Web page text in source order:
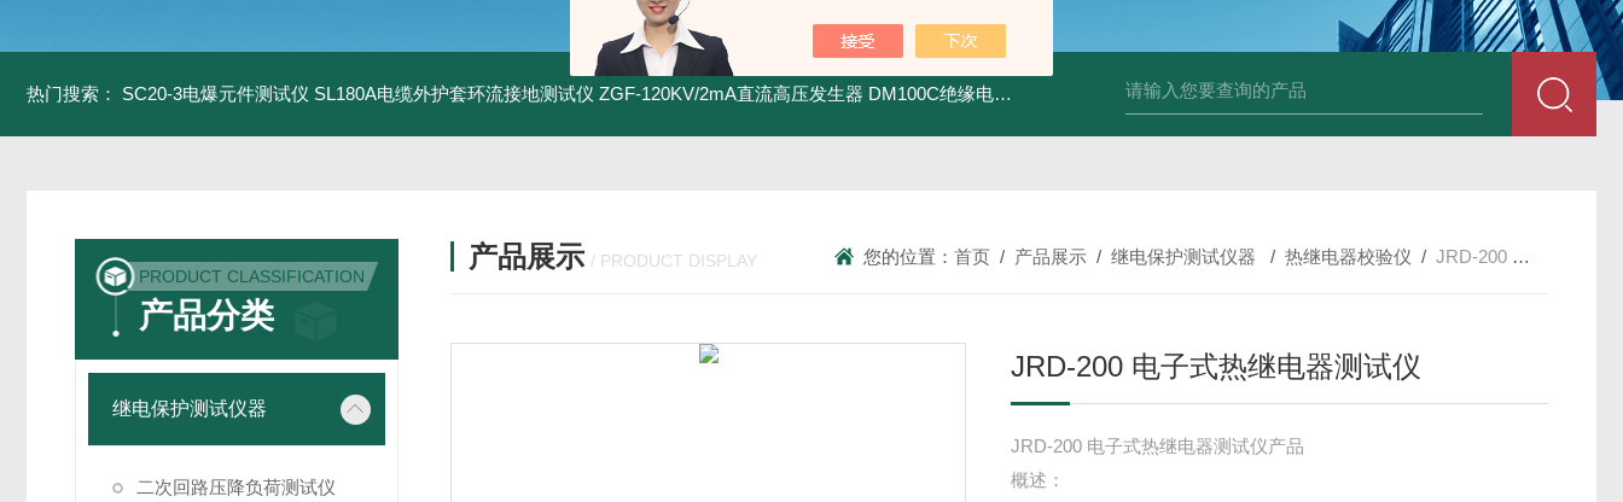
热门搜索： SC20-3电爆元件测试仪 SL180A电缆外护套环流接地测试仪 ZGF-120KV/2mA直流高压发生器 DM100C绝缘电阻测试仪 DM50C绝缘电阻测试仪 SLB-II全自动变比测试仪 BY2672数字兆欧表
PRODUCT CLASSIFICATION
产品分类
继电保护测试仪器
二次回路压降负荷测试仪
产品展示 / PRODUCT DISPLAY 您的位置：首页 / 产品展示 /继电保护测试仪器 /热继电器校验仪 /JRD-200 电子式热继电器测试仪
JRD-200 电子式热继电器测试仪
JRD-200 电子式热继电器测试仪产品
概述：